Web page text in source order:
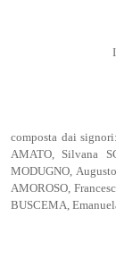
composta dai
AMATO, Silvana
MODUGNO,
AMOROSO,
BUSCEMA,